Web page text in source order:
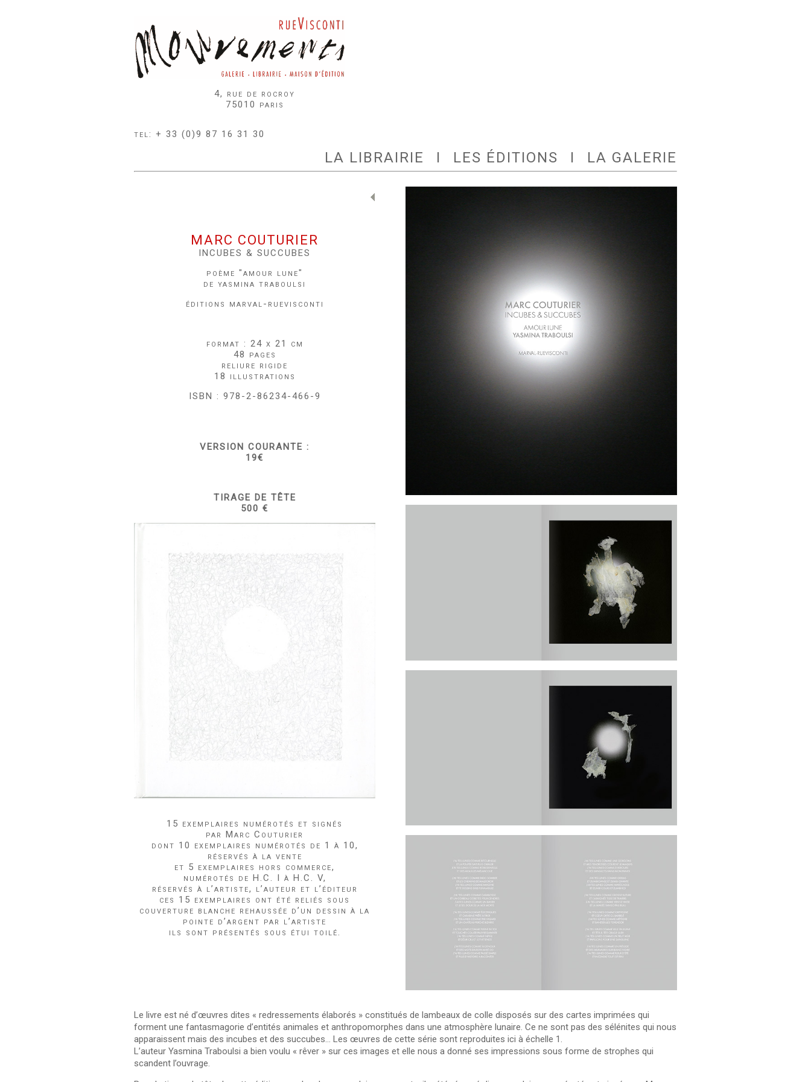
4, rue de rocroy
75010 paris
tel: + 33 (0)9 87 16 31 30
LA LIBRAIRIE I LES ÉDITIONS I LA GALERIE
MARC COUTURIER
INCUBES & SUCCUBES
poème "amour lune"
de yasmina traboulsi
éditions marval-ruevisconti
format : 24 x 21 cm
48 pages
reliure rigide
18 illustrations
ISBN : 978-2-86234-466-9
VERSION COURANTE :
19€
TIRAGE DE TÊTE
500 €
15 exemplaires numérotés et signés
par Marc Couturier
dont 10 exemplaires numérotés de 1 à 10,
réservés à la vente
et 5 exemplaires hors commerce,
numérotés de H.C. I à H.C. V,
réservés à l’artiste, l’auteur et l’éditeur
ces 15 exemplaires ont été reliés sous
couverture blanche rehaussée d’un dessin à la
pointe d’argent par l’artiste
ils sont présentés sous étui toilé.
Le livre est né d’œuvres dites « redressements élaborés » constitués de lambeaux de colle disposés sur des cartes imprimées qui
forment une fantasmagorie d’entités animales et anthropomorphes dans une atmosphère lunaire. Ce ne sont pas des sélénites qui nous
apparaissent mais des incubes et des succubes… Les œuvres de cette série sont reproduites ici à échelle 1.
L’auteur Yasmina Traboulsi a bien voulu « rêver » sur ces images et elle nous a donné ses impressions sous forme de strophes qui
scandent l’ouvrage.